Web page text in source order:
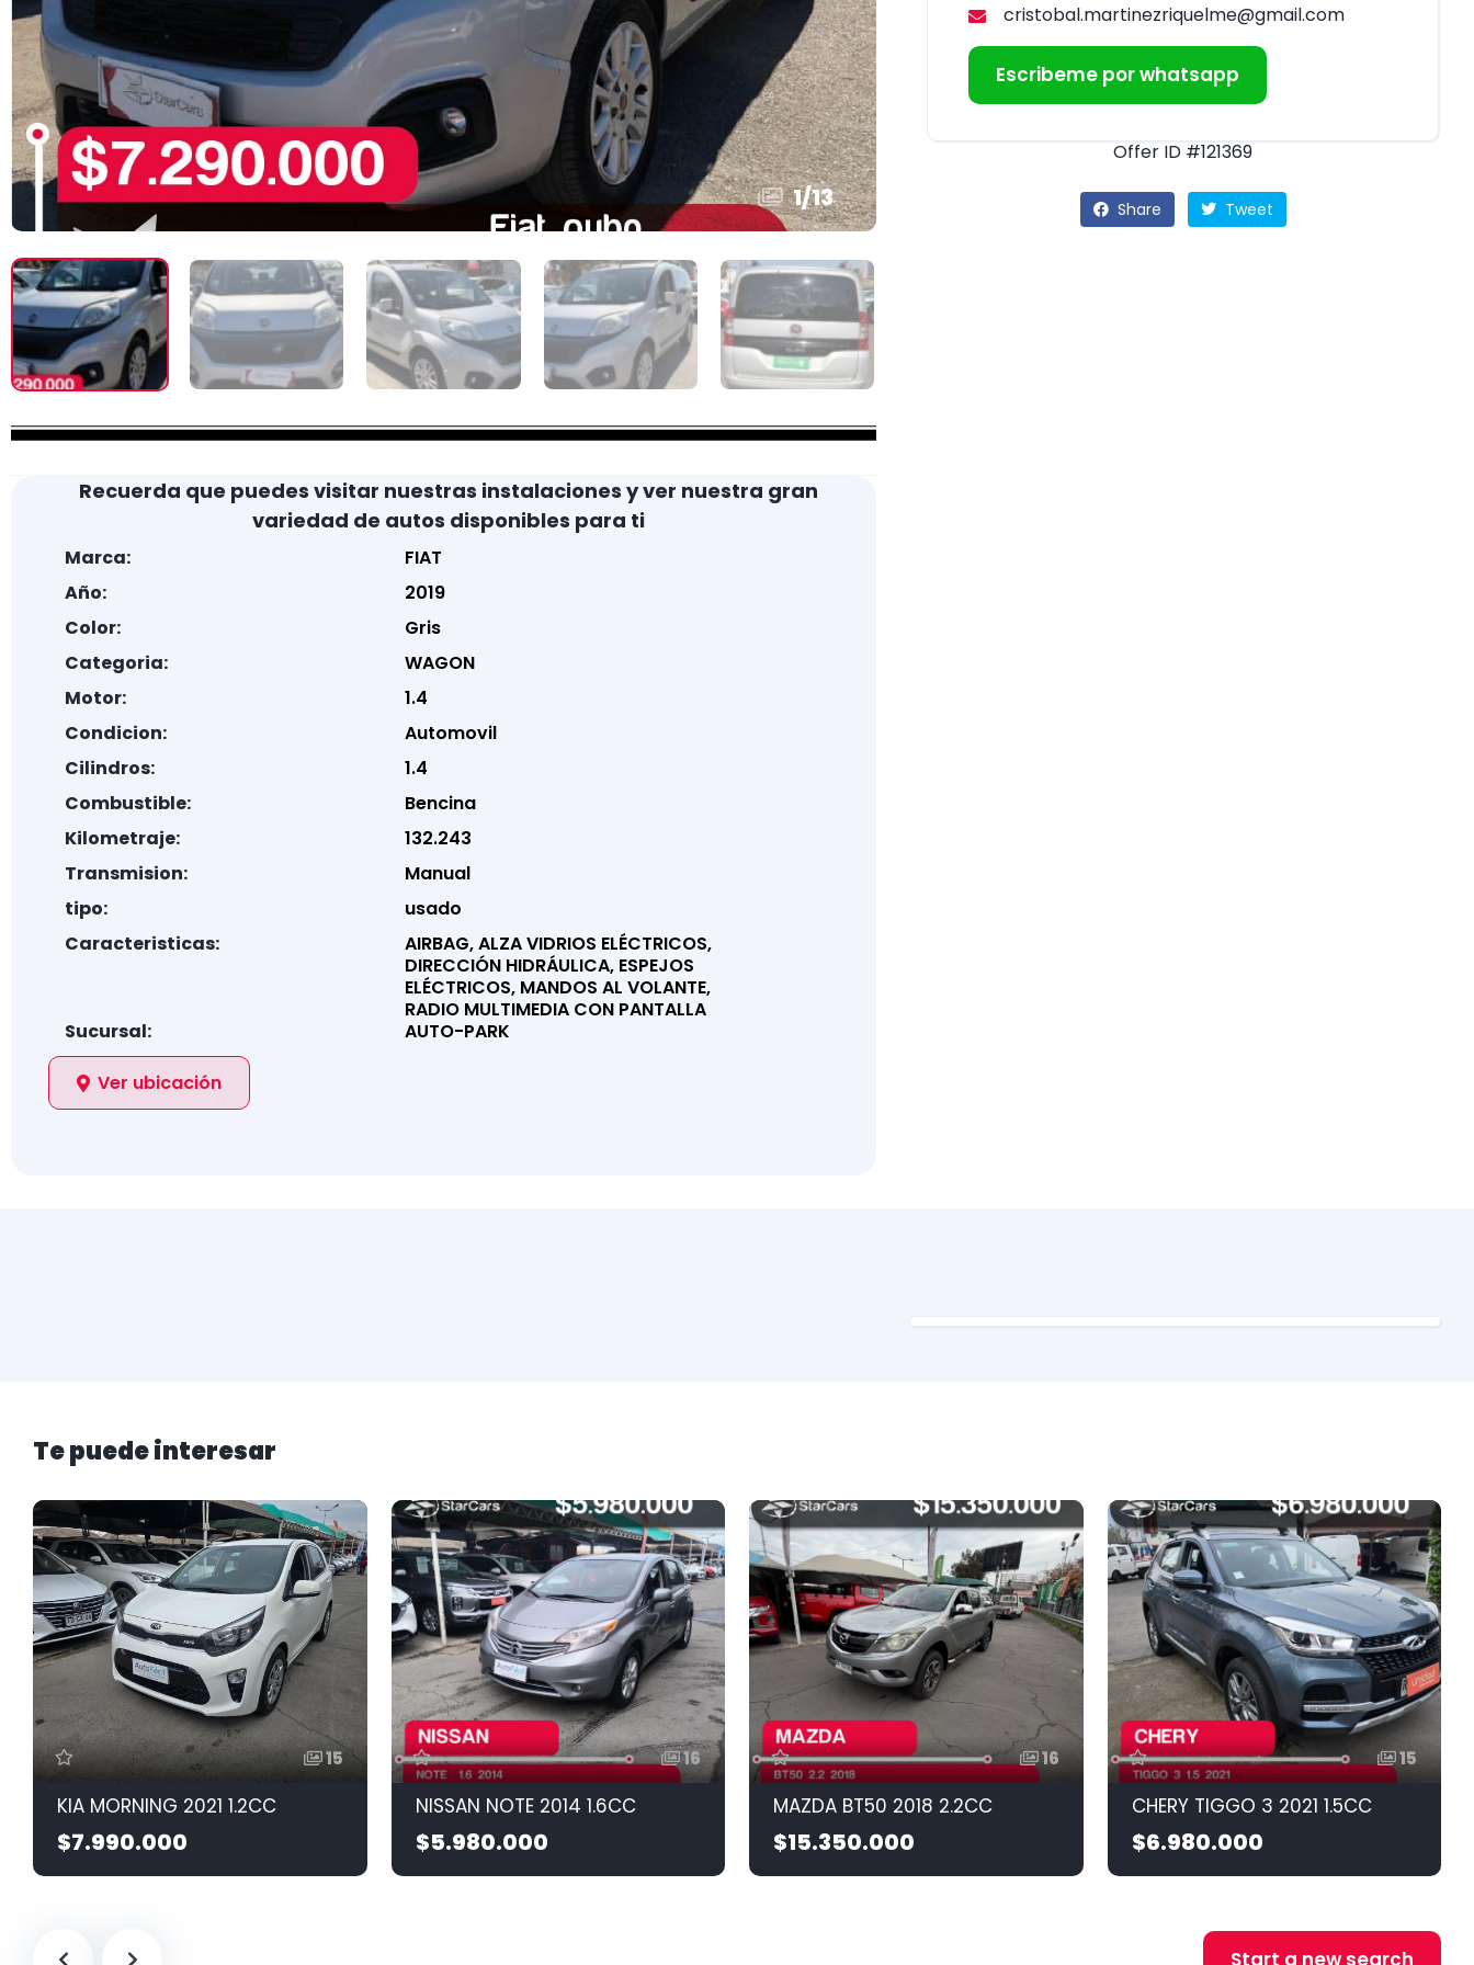
1/13
Recuerda que puedes visitar nuestras instalaciones y ver nuestra gran
variedad de autos disponibles para ti
Marca:
FIAT
Año:
2019
Color:
Gris
Categoria:
WAGON
Motor:
1.4
Condicion:
Automovil
Cilindros:
1.4
Combustible:
Bencina
Kilometraje:
132.243
Transmision:
Manual
tipo:
usado
Caracteristicas:
AIRBAG, ALZA VIDRIOS ELÉCTRICOS,
DIRECCIÓN HIDRÁULICA, ESPEJOS
ELÉCTRICOS, MANDOS AL VOLANTE,
RADIO MULTIMEDIA CON PANTALLA
Sucursal:
AUTO-PARK
Ver ubicación
cristobal.martinezriquelme@gmail.com
Escribeme por whatsapp
Offer ID #121369
Share Tweet
Te puede interesar
15
KIA MORNING 2021 1.2CC
$7.990.000
16
NISSAN NOTE 2014 1.6CC
$5.980.000
16
MAZDA BT50 2018 2.2CC
$15.350.000
15
CHERY TIGGO 3 2021 1.5CC
$6.980.000
Start a new search